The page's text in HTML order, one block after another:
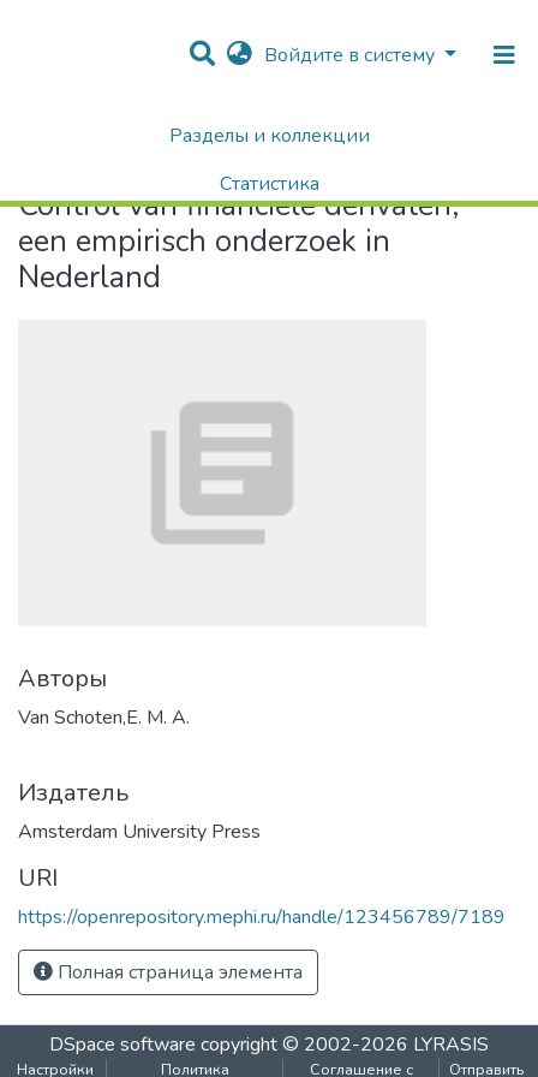
Войдите в систему
Разделы и коллекции
Статистика
Поиск
Control van financiële derivaten, een empirisch onderzoek in Nederland
Control van financiële derivaten,
een empirisch onderzoek in
Nederland
Авторы
Van Schoten,E. M. A.
Издатель
Amsterdam University Press
URI
https://openrepository.mephi.ru/handle/123456789/7189
Полная страница элемента
DSpace software copyright © 2002-2026 LYRASIS
Настройки Политика Соглашение с Отправить